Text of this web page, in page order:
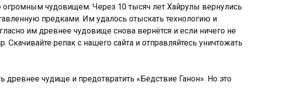
огромным чудовищем. Через 10 тысяч лет Хайрулы вернулись
предками. Им удалось отыскать технологию и
им древнее чудовище снова вернётся и если ничего не
Скачивайте репак с нашего сайта и отправляйтесь уничтожать
чудище и предотвратить «Бедствие Ганон». Но это